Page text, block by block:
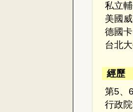
私立
美國
德國
台北
經歷
第5、
行政